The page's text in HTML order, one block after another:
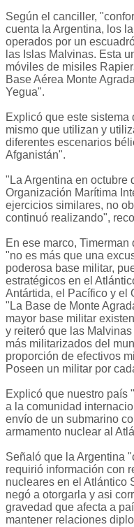
Según el canciller,
cuenta la Argentina, los
operados por un
las Islas Malvinas. Esta
móviles de misiles
Base Aérea Monte
Yegua".
Explicó que este sistema
mismo que utilizan y
diferentes escenarios
Afganistán".
"La Argentina en octubre
Organización Marítima
ejercicios similares, no
continuó realizando",
En ese marco,
"no es más que una
poderosa base militar,
estratégicos en el
Antártida, el Pacífico y el
"La Base de Monte
mayor base militar
y reiteró que las
más militarizados del
proporción de efectivos
Poseen un militar por
Explicó que nuestro país
a la comunidad
envío de un submarino
armamento nuclear al
Señaló que la Argentina
requirió información con
nucleares en el Atlántico
negó a otorgarla y asi
gravedad que afecta a
mantener relaciones